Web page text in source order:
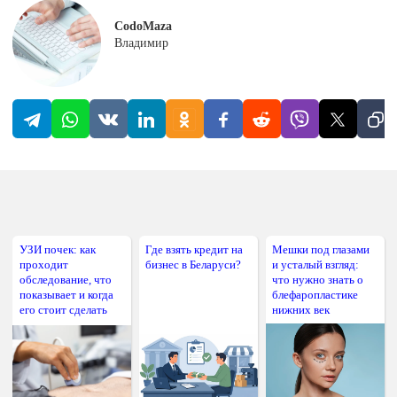
CodoMaza
Владимир
УЗИ почек: как
проходит
обследование, что
показывает и когда
его стоит сделать
Где взять кредит на
бизнес в Беларуси?
Мешки под глазами
и усталый взгляд:
что нужно знать о
блефаропластике
нижних век